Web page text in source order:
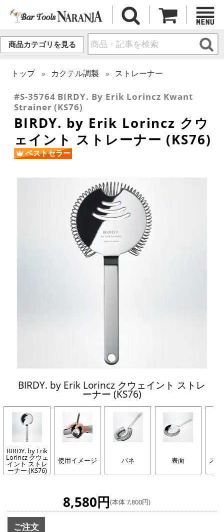
商品カテゴリを見る
トップ カクテル調製 ストレーナー
#S-35764 BIRDY. By Erik Lorincz Kwant
Strainer (KS76)
BIRDY. by Erik Lorincz クウ
ェイント ストレーナー (KS76)
ベストセラー
BIRDY. by Erik Lorincz クウェイント ストレ
ーナー (KS76)
BIRDY. by Erik
Lorincz クウェ
イント ストレ
ーナー (KS76)
使用イメージ バネ 表面 スロ
8,580円(本体 7,800円)
ご注文